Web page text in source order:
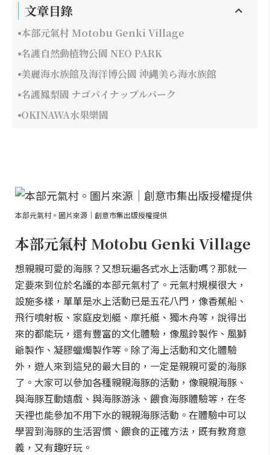
文章目錄
本部元氣村 Motobu Genki Village
名護自然動植物公園 NEO PARK
美麗海水族館及海洋博公園 沖縄美ら海水族館
名護鳳梨園 ナゴパイナップルパーク
OKINAWA水果樂園
本部元氣村。圖片來源｜創意市集出版授權提供
本部元氣村 Motobu Genki Village
想親親可愛的海豚？又想玩遍各式水上活動嗎？那就一
定要來到位於名護的本部元氣村了。元氣村規模很大，
設施多樣，單單是水上活動已是五花八門，像香蕉船、
飛行噴射板、家庭皮划艇、摩托艇、獨木舟等，說得出
來的都能玩，還有豐富的文化體驗，像風鈴製作、風獅
爺製作、凝膠蠟燭製作等。除了海上活動和文化體驗
外，遊人來到這兒的最大目的，一定是親親可愛的海豚
了。大家可以參加各種親親海豚的活動，像親親海豚、
與海豚互動嬉戲、與海豚游泳、餵食海豚體驗等，在冬
天裡也能參加不用下水的親親海豚活動。在體驗中可以
學習到海豚的生活習慣、餵食的正確方法，既有教育意
義，又有趣好玩。